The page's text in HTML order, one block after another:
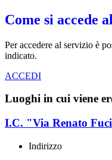
Come si accede
Per accedere al servizio è
indicato.
ACCEDI
Luoghi in cui viene
I.C. "Via Renato
Indirizzo